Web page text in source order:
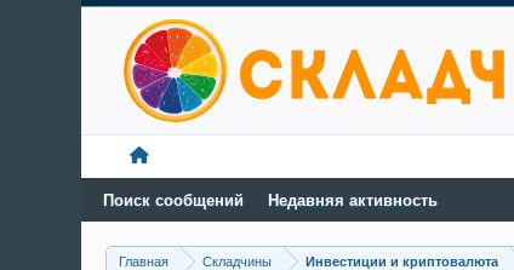
Главная Складчины Инвестиции и криптовалюта
Поиск сообщений Недавняя активность